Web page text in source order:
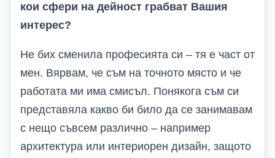
кои сфери на дейност грабват Вашия
интерес?
Не бих сменила професията си – тя е част от
мен. Вярвам, че съм на точното място и че
работата ми има смисъл. Понякога съм си
представяла какво би било да се занимавам
с нещо съвсем различно – например
архитектура или интериорен дизайн, защото